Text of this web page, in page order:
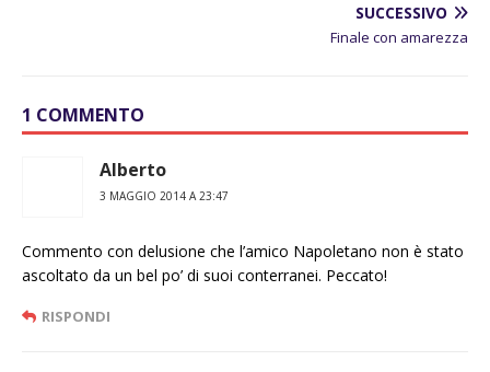
SUCCESSIVO
Finale con amarezza
1 COMMENTO
Alberto
3 MAGGIO 2014 A 23:47
Commento con delusione che l’amico Napoletano non è stato
ascoltato da un bel po’ di suoi conterranei. Peccato!
RISPONDI